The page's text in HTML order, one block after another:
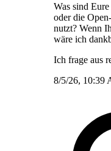
Was sind
oder die
nutzt? Wenn
wäre ich
Ich frage aus
8/5/26, 10:39